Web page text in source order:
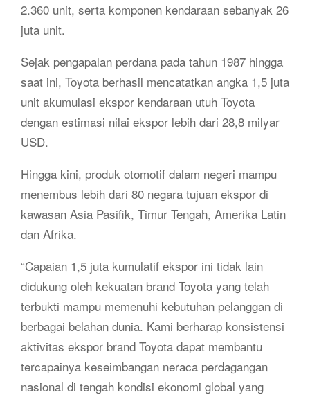
2.360 unit, serta komponen kendaraan sebanyak 26
juta unit.
Sejak pengapalan perdana pada tahun 1987 hingga
saat ini, Toyota berhasil mencatatkan angka 1,5 juta
unit akumulasi ekspor kendaraan utuh Toyota
dengan estimasi nilai ekspor lebih dari 28,8 milyar
USD.
Hingga kini, produk otomotif dalam negeri mampu
menembus lebih dari 80 negara tujuan ekspor di
kawasan Asia Pasifik, Timur Tengah, Amerika Latin
dan Afrika.
“Capaian 1,5 juta kumulatif ekspor ini tidak lain
didukung oleh kekuatan brand Toyota yang telah
terbukti mampu memenuhi kebutuhan pelanggan di
berbagai belahan dunia. Kami berharap konsistensi
aktivitas ekspor brand Toyota dapat membantu
tercapainya keseimbangan neraca perdagangan
nasional di tengah kondisi ekonomi global yang